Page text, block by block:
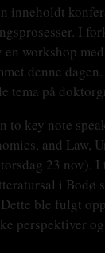
I
workshop
denne
tema på
to key note
and Law,
23
i Bodø
ble fulgt
perspektiver